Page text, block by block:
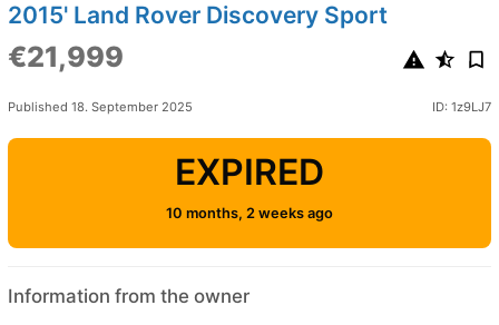
2015' Land Rover Discovery Sport
€21,999
Published 18. September 2025 ID: 1z9LJ7
EXPIRED
10 months, 2 weeks ago
Information from the owner